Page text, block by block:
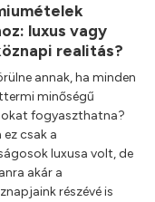
luxus vagy
realitás?
annak, ha minden
minőségű
fogyaszthatna?
ez csak a
luxusa volt, de
akár a
részévé is